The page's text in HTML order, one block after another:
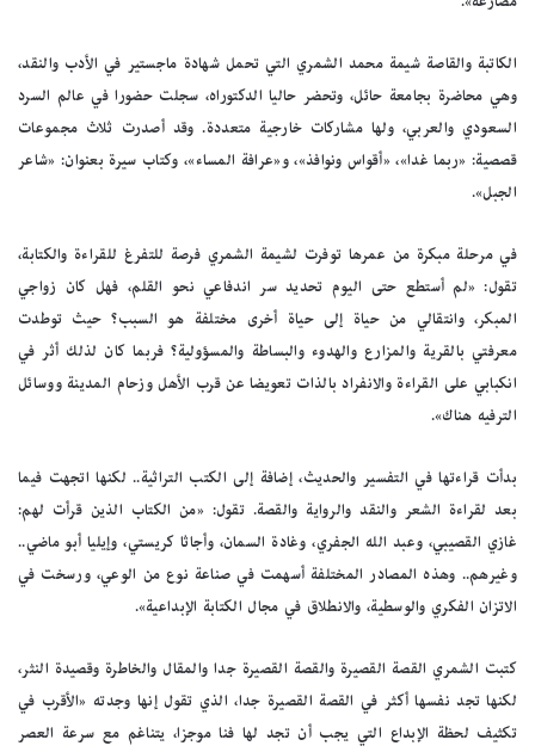
الكاتبة والقاصة شيمة محمد الشمري التي تحمل شهادة ماجستير في الأدب والنقد،
وهي محاضرة بجامعة حائل، وتحضر حاليا الدكتوراه، سجلت حضورا في عالم السرد
السعودي والعربي، ولها مشاركات خارجية متعددة. وقد أصدرت ثلاث مجموعات
قصصية: «ربما غدا»، «أقواس ونوافذ»، و«عرافة المساء»، وكتاب سيرة بعنوان: «شاعر
الجبل».
في مرحلة مبكرة من عمرها توفرت لشيمة الشمري فرصة للتفرغ للقراءة والكتابة،
تقول: «لم أستطع حتى اليوم تحديد سر اندفاعي نحو القلم، فهل كان زواجي
المبكر، وانتقالي من حياة إلى حياة أخرى مختلفة هو السبب؟ حيث توطدت
معرفتي بالقرية والمزارع والهدوء والبساطة والمسؤولية؟ فربما كان لذلك أثر في
انكبابي على القراءة والانفراد بالذات تعويضا عن قرب الأهل وزحام المدينة ووسائل
الترفيه هناك».
بدأت قراءتها في التفسير والحديث، إضافة إلى الكتب التراثية.. لكنها اتجهت فيما
بعد لقراءة الشعر والنقد والرواية والقصة. تقول: «من الكتاب الذين قرأت لهم:
غازي القصيبي، وعبد الله الجفري، وغادة السمان، وأجاثا كريستي، وإيليا أبو ماضي..
وغيرهم.. وهذه المصادر المختلفة أسهمت في صناعة نوع من الوعي، ورسخت في
الاتزان الفكري والوسطية، والانطلاق في مجال الكتابة الإبداعية».
كتبت الشمري القصة القصيرة والقصة القصيرة جدا والمقال والخاطرة وقصيدة النثر،
لكنها تجد نفسها أكثر في القصة القصيرة جدا، الذي تقول إنها وجدته «الأقرب في
تكثيف لحظة الإبداع التي يجب أن تجد لها فنا موجزا، يتناغم مع سرعة العصر